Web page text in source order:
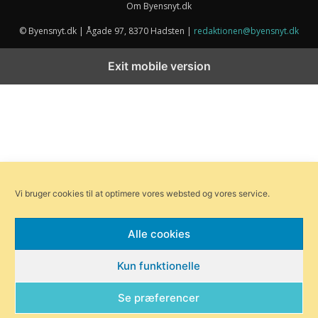
Om Byensnyt.dk
© Byensnyt.dk | Ågade 97, 8370 Hadsten | redaktionen@byensnyt.dk
Vi bruger cookies til at optimere vores websted og vores service.
Alle cookies
Kun funktionelle
Se præferencer
Exit mobile version